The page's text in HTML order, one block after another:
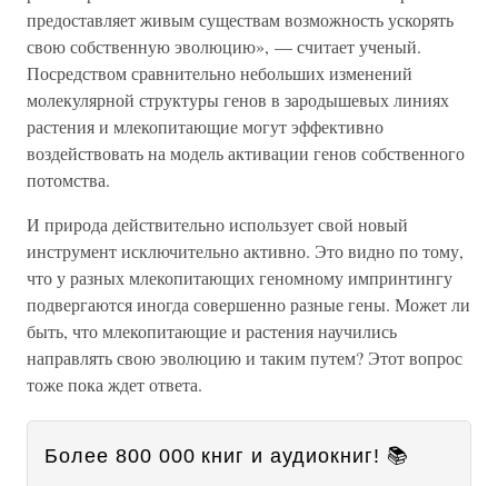
предоставляет живым существам возможность ускорять
свою собственную эволюцию», — считает ученый.
Посредством сравнительно небольших изменений
молекулярной структуры генов в зародышевых линиях
растения и млекопитающие могут эффективно
воздействовать на модель активации генов собственного
потомства.
И природа действительно использует свой новый
инструмент исключительно активно. Это видно по тому,
что у разных млекопитающих геномному импринтингу
подвергаются иногда совершенно разные гены. Может ли
быть, что млекопитающие и растения научились
направлять свою эволюцию и таким путем? Этот вопрос
тоже пока ждет ответа.
Более 800 000 книг и аудиокниг! 📚